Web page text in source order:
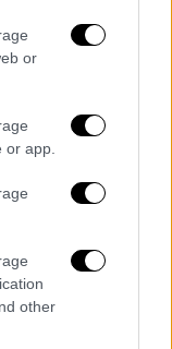
or
app.
other
φύση.